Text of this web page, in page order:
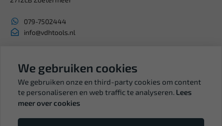
079-7502444
info@vdhtools.nl
BTW: NL819958657B01
We gebruiken cookies
We gebruiken onze en third-party cookies om content
te personaliseren en web traffic te analyseren. Lees
meer over cookies